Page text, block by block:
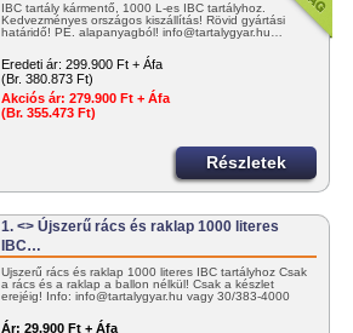
IBC tartály kármentő, 1000 L-es IBC tartályhoz.
Kedvezményes országos kiszállítás! Rövid gyártási
határidő! PE. alapanyagból! info@tartalygyar.hu…
Eredeti ár: 299.900 Ft + Áfa
(Br. 380.873 Ft)
Akciós ár: 279.900 Ft + Áfa
(Br. 355.473 Ft)
Részletek
1. <> Újszerű rács és raklap 1000 literes
IBC…
Újszerű rács és raklap 1000 literes IBC tartályhoz Csak
a rács és a raklap a ballon nélkül! Csak a készlet
erejéig! Info: info@tartalygyar.hu vagy 30/383-4000
Ár: 29.900 Ft + Áfa